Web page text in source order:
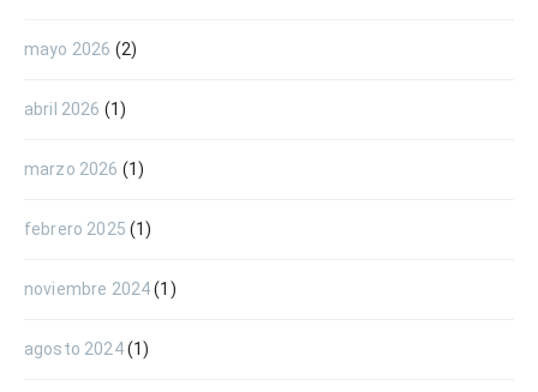
mayo 2026 (2)
abril 2026 (1)
marzo 2026 (1)
febrero 2025 (1)
noviembre 2024(1)
agosto 2024(1)